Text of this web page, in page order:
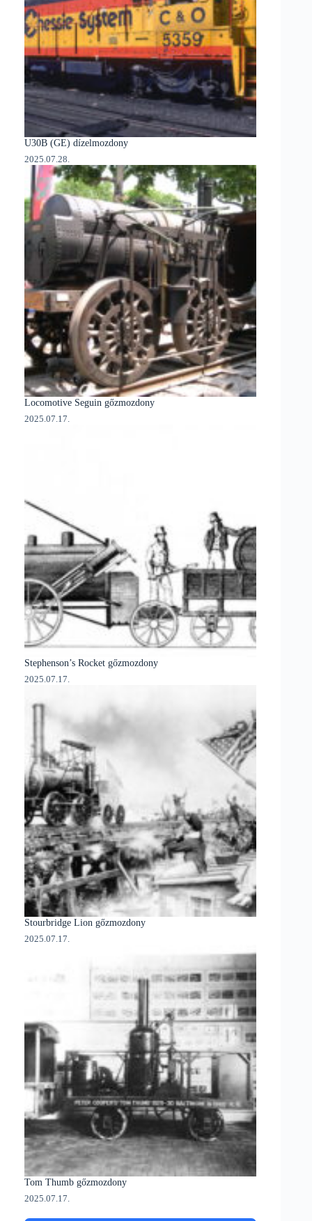
U30B (GE) dízelmozdony
2025.07.28.
Locomotive Seguin gőzmozdony
2025.07.17.
Stephenson’s Rocket gőzmozdony
2025.07.17.
Stourbridge Lion gőzmozdony
2025.07.17.
Tom Thumb gőzmozdony
2025.07.17.